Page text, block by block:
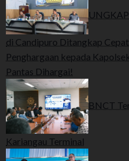
di Candipuro Ditangkap
Penghargaan kepada
Pantas Dihargai!
BNCT
Kariangau Terminal